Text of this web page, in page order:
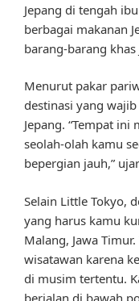
Jepang di tengah
berbagai makanan
barang-barang khas
Menurut pakar
destinasi yang
Jepang. “Tempat
seolah-olah kamu
bepergian jauh,”
Selain Little Tokyo,
yang harus kamu
Malang, Jawa
wisatawan karena
di musim tertentu.
berjalan di bawah